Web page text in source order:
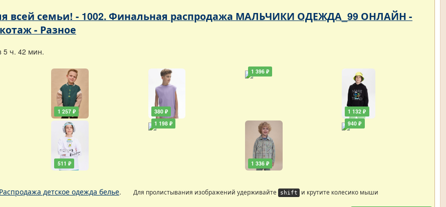
всей семьи! - 1002. Финальная распродажа МАЛЬЧИКИ ОДЕЖДА_99 ОНЛАЙН -
- Разное
5 ч. 42 мин.
1 257 ₽
511 ₽
380 ₽
1 198 ₽
1 396 ₽
1 336 ₽
1 132 ₽
940 ₽
Распродажа детское одежда белье. Для пролистывания изображений удерживайте shift и крутите колесико мыши